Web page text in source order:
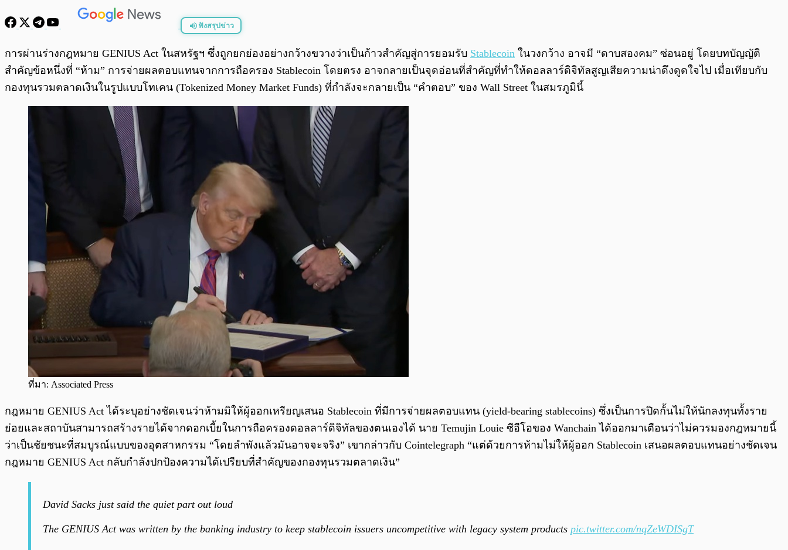
ฟังสรุปข่าว
พร้อมเล่น 0:00
การผ่านร่างกฎหมาย GENIUS Act ในสหรัฐฯ ซึ่งถูกยกย่องอย่างกว้างขวางว่าเป็นก้าวสำคัญสู่การยอมรับ Stablecoin ในวงกว้าง อาจมี “ดาบสองคม” ซ่อนอยู่ โดยบทบัญญัติ
สำคัญข้อหนึ่งที่ “ห้าม” การจ่ายผลตอบแทนจากการถือครอง Stablecoin โดยตรง อาจกลายเป็นจุดอ่อนที่สำคัญที่ทำให้ดอลลาร์ดิจิทัลสูญเสียความน่าดึงดูดใจไป เมื่อเทียบกับ
กองทุนรวมตลาดเงินในรูปแบบโทเคน (Tokenized Money Market Funds) ที่กำลังจะกลายเป็น “คำตอบ” ของ Wall Street ในสมรภูมินี้
ที่มา: Associated Press
กฎหมาย GENIUS Act ได้ระบุอย่างชัดเจนว่าห้ามมิให้ผู้ออกเหรียญเสนอ Stablecoin ที่มีการจ่ายผลตอบแทน (yield-bearing stablecoins) ซึ่งเป็นการปิดกั้นไม่ให้นักลงทุนทั้งราย
ย่อยและสถาบันสามารถสร้างรายได้จากดอกเบี้ยในการถือครองดอลลาร์ดิจิทัลของตนเองได้ นาย Temujin Louie ซีอีโอของ Wanchain ได้ออกมาเตือนว่าไม่ควรมองกฎหมายนี้
ว่าเป็นชัยชนะที่สมบูรณ์แบบของอุตสาหกรรม “โดยลำพังแล้วมันอาจจะจริง” เขากล่าวกับ Cointelegraph “แต่ด้วยการห้ามไม่ให้ผู้ออก Stablecoin เสนอผลตอบแทนอย่างชัดเจน
กฎหมาย GENIUS Act กลับกำลังปกป้องความได้เปรียบที่สำคัญของกองทุนรวมตลาดเงิน”
David Sacks just said the quiet part out loud
The GENIUS Act was written by the banking industry to keep stablecoin issuers uncompetitive with legacy system products pic.twitter.com/nqZeWDISgT